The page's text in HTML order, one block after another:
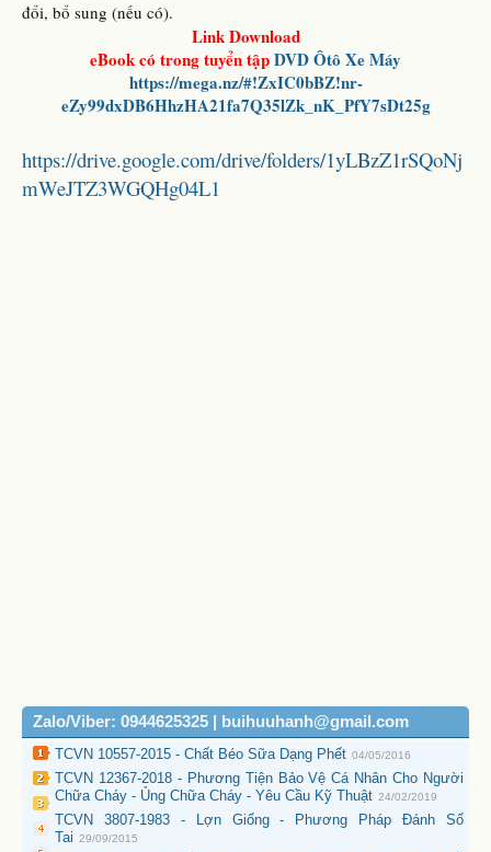
đổi, bổ sung (nếu có).
Link Download
eBook có trong tuyển tậpDVDÔtô Xe Máy
https://mega.nz/#!ZxIC0bBZ!nr-
eZy99dxDB6HhzHA21fa7Q35lZk_nK_PfY7sDt25g
https://drive.google.com/drive/folders/1yLBzZ1rSQoNj
mWeJTZ3WGQHg04L1
Zalo/Viber: 0944625325 | buihuuhanh@gmail.com
TCVN 10557-2015 - Chất Béo Sữa Dạng Phết 04/05/2016
TCVN 12367-2018 - Phương Tiện Bảo Vệ Cá Nhân Cho Người
Chữa Cháy - Ủng Chữa Cháy - Yêu Cầu Kỹ Thuật 24/02/2019
TCVN 3807-1983 - Lợn Giống - Phương Pháp Đánh Số
Tai 29/09/2015